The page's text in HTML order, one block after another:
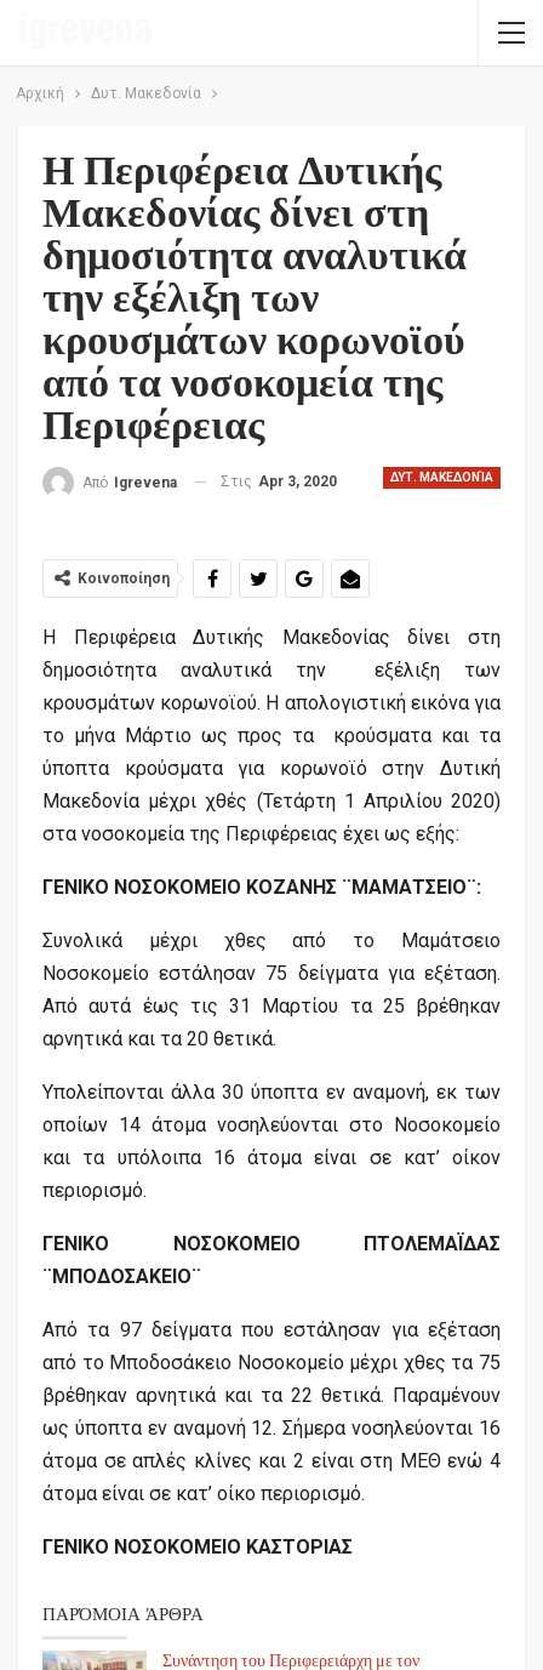
Αρχική Δυτ. Μακεδονία
Η Περιφέρεια Δυτικής
Μακεδονίας δίνει στη
δημοσιότητα αναλυτικά
την εξέλιξη των
κρουσμάτων κορωνοϊού
από τα νοσοκομεία της
Περιφέρειας
ΔΥΤ. ΜΑΚΕΔΟΝΊΑ
Από Igrevena Στις Apr 3, 2020
Κοινοποίηση
Η Περιφέρεια Δυτικής Μακεδονίας δίνει στη
δημοσιότητα αναλυτικά την εξέλιξη των
κρουσμάτων κορωνοϊού. Η απολογιστική εικόνα για
το μήνα Μάρτιο ως προς τα κρούσματα και τα
ύποπτα κρούσματα για κορωνοϊό στην Δυτική
Μακεδονία μέχρι χθές (Τετάρτη 1 Απριλίου 2020)
στα νοσοκομεία της Περιφέρειας έχει ως εξής:
ΓΕΝΙΚΟ ΝΟΣΟΚΟΜΕΙΟ ΚΟΖΑΝΗΣ ¨ΜΑΜΑΤΣΕΙΟ¨:
Συνολικά μέχρι χθες από το Μαμάτσειο
Νοσοκομείο εστάλησαν 75 δείγματα για εξέταση.
Από αυτά έως τις 31 Μαρτίου τα 25 βρέθηκαν
αρνητικά και τα 20 θετικά.
Υπολείπονται άλλα 30 ύποπτα εν αναμονή, εκ των
οποίων 14 άτομα νοσηλεύονται στο Νοσοκομείο
και τα υπόλοιπα 16 άτομα είναι σε κατ’ οίκον
περιορισμό.
ΓΕΝΙΚΟ ΝΟΣΟΚΟΜΕΙΟ ΠΤΟΛΕΜΑΪΔΑΣ
¨ΜΠΟΔΟΣΑΚΕΙΟ¨
Από τα 97 δείγματα που εστάλησαν για εξέταση
από το Μποδοσάκειο Νοσοκομείο μέχρι χθες τα 75
βρέθηκαν αρνητικά και τα 22 θετικά. Παραμένουν
ως ύποπτα εν αναμονή 12. Σήμερα νοσηλεύονται 16
άτομα σε απλές κλίνες και 2 είναι στη ΜΕΘ ενώ 4
άτομα είναι σε κατ’ οίκο περιορισμό.
ΓΕΝΙΚΟ ΝΟΣΟΚΟΜΕΙΟ ΚΑΣΤΟΡΙΑΣ
ΠΑΡΌΜΟΙΑ ΆΡΘΡΑ
Συνάντηση του Περιφερειάρχη με τον